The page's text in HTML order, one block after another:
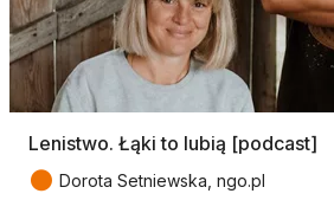
Lenistwo. Łąki to lubią [podcast]
● Dorota Setniewska, ngo.pl